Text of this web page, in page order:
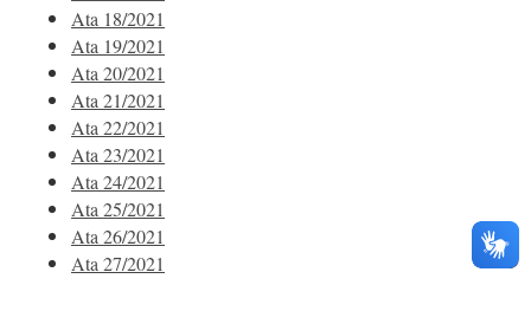
Ata 18/2021
Ata 19/2021
Ata 20/2021
Ata 21/2021
Ata 22/2021
Ata 23/2021
Ata 24/2021
Ata 25/2021
Ata 26/2021
Ata 27/2021